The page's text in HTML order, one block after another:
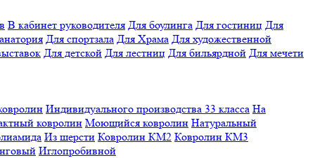
В кабинет руководителя Для боулинга Для гостиниц Для
Для спортзала Для Храма Для художественной
Для детской Для лестниц Для бильярдной Для мечети
Индивидуального производства 33 класса На
ковролин Моющийся ковролин Натуральный
Из шерсти Ковролин КМ2 Ковролин КМ3
Иглопробивной